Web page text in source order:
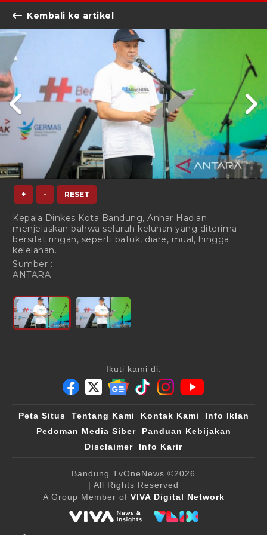
Kembali ke artikel
+ - RESET
Kepala Dinkes Kota Bandung, Anhar Hadian
menjelaskan bahwa seluruh keluhan yang diterima
bersifat ringan, seperti batuk, diare, mual, hingga
kelelahan.
Sumber :
ANTARA
Ikuti kami di:
Peta Situs Tentang Kami Kontak Kami
Info Iklan
Pedoman Media Siber
Panduan Kebijakan
Disclaimer
Info Karir
Bandung TvOneNews ©2026
| All Rights Reserved
A Group Member of VIVA Digital Network